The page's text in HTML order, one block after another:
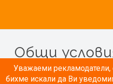
Уважаеми
бихме искали да Ви
Общи